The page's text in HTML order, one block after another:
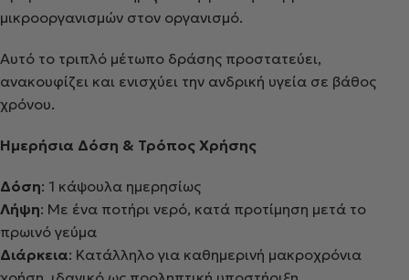
μικροοργανισμών στον οργανισμό.
Αυτό το τριπλό μέτωπο δράσης προστατεύει,
ανακουφίζει και ενισχύει την ανδρική υγεία σε βάθος
χρόνου.
Ημερήσια Δόση & Τρόπος Χρήσης
Δόση: 1 κάψουλα ημερησίως
Λήψη: Με ένα ποτήρι νερό, κατά προτίμηση μετά το
πρωινό γεύμα
Διάρκεια: Κατάλληλο για καθημερινή μακροχρόνια